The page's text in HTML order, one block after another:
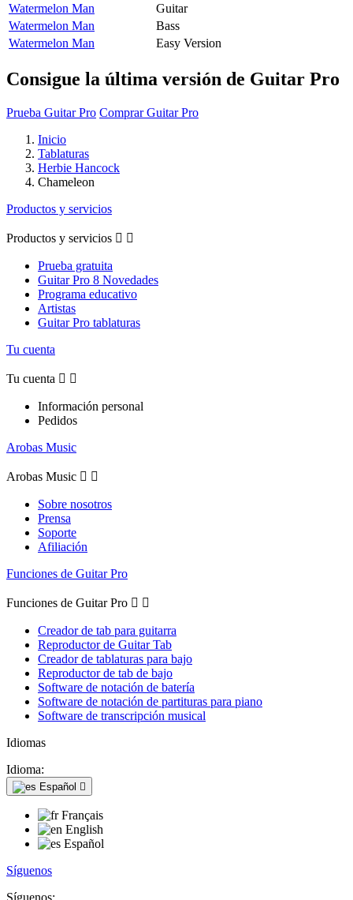
Watermelon Man
Guitar
Watermelon Man
Bass
Watermelon Man
Easy Version
Consigue la última versión de Guitar Pro
Prueba Guitar Pro Comprar Guitar Pro
Inicio
Tablaturas
Herbie Hancock
Chameleon
Productos y servicios
Productos y servicios  
Prueba gratuita
Guitar Pro 8 Novedades
Programa educativo
Artistas
Guitar Pro tablaturas
Tu cuenta
Tu cuenta  
Información personal
Pedidos
Arobas Music
Arobas Music  
Sobre nosotros
Prensa
Soporte
Afiliación
Funciones de Guitar Pro
Funciones de Guitar Pro  
Creador de tab para guitarra
Reproductor de Guitar Tab
Creador de tablaturas para bajo
Reproductor de tab de bajo
Software de notación de batería
Software de notación de partituras para piano
Software de transcripción musical
Idiomas
Idioma:
Español 
Français
English
Español
Síguenos
Síguenos: